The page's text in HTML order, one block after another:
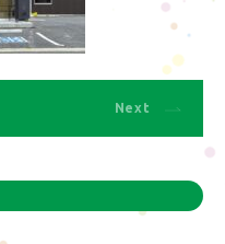
Next